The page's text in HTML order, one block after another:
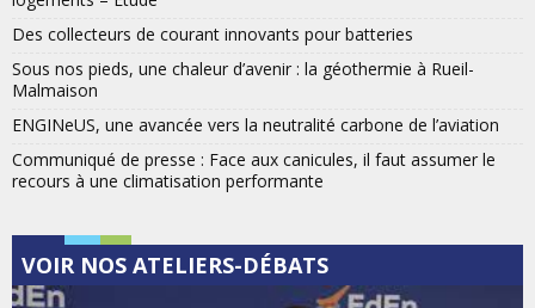
Des collecteurs de courant innovants pour batteries
Sous nos pieds, une chaleur d’avenir : la géothermie à Rueil-
Malmaison
ENGINeUS, une avancée vers la neutralité carbone de l’aviation
Communiqué de presse : Face aux canicules, il faut assumer le
recours à une climatisation performante
VOIR NOS ATELIERS-DÉBATS